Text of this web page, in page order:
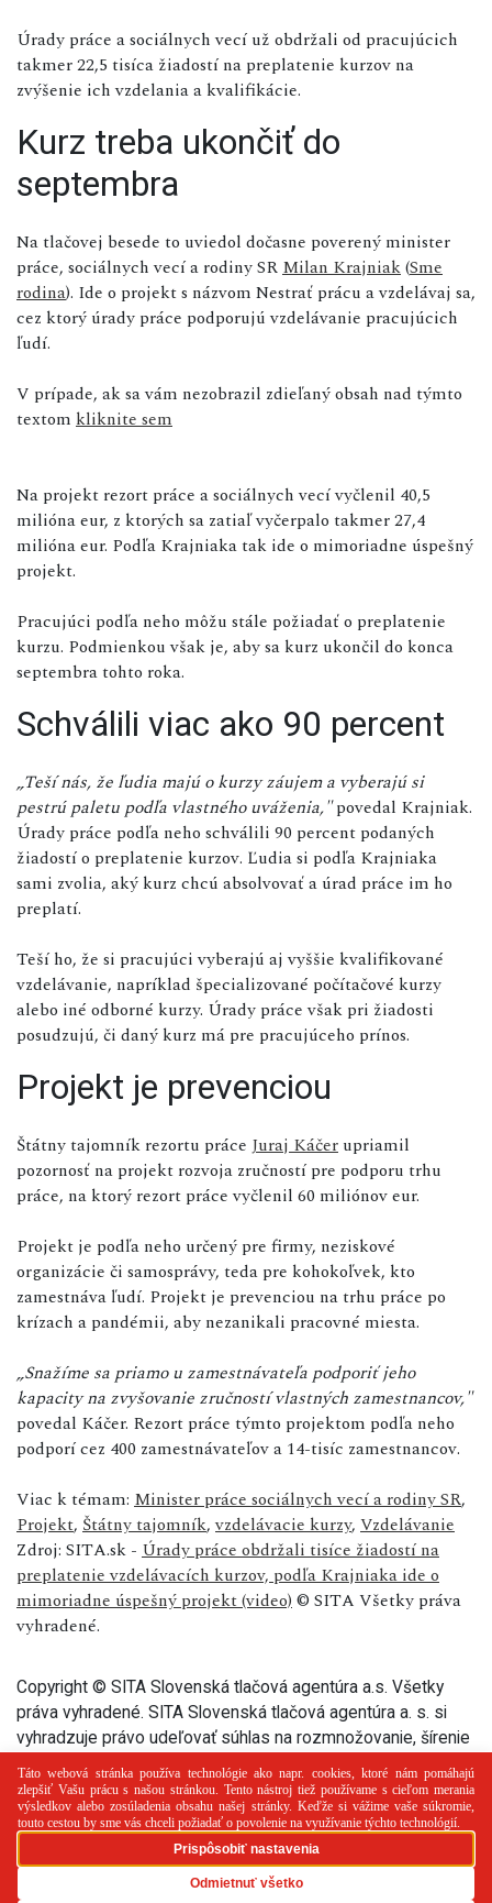
Úrady práce a sociálnych vecí už obdržali od pracujúcich
takmer 22,5 tisíca žiadostí na preplatenie kurzov na
zvýšenie ich vzdelania a kvalifikácie.
Kurz treba ukončiť do
septembra
Na tlačovej besede to uviedol dočasne poverený minister
práce, sociálnych vecí a rodiny SR Milan Krajniak(Sme
rodina). Ide o projekt s názvom Nestrať prácu a vzdelávaj sa,
cez ktorý úrady práce podporujú vzdelávanie pracujúcich
ľudí.
V prípade, ak sa vám nezobrazil zdieľaný obsah nad týmto
textom kliknite sem
Na projekt rezort práce a sociálnych vecí vyčlenil 40,5
milióna eur, z ktorých sa zatiaľ vyčerpalo takmer 27,4
milióna eur. Podľa Krajniaka tak ide o mimoriadne úspešný
projekt.
Pracujúci podľa neho môžu stále požiadať o preplatenie
kurzu. Podmienkou však je, aby sa kurz ukončil do konca
septembra tohto roka.
Schválili viac ako 90 percent
„Teší nás, že ľudia majú o kurzy záujem a vyberajú si
pestrú paletu podľa vlastného uváženia,"povedal Krajniak.
Úrady práce podľa neho schválili 90 percent podaných
žiadostí o preplatenie kurzov. Ľudia si podľa Krajniaka
sami zvolia, aký kurz chcú absolvovať a úrad práce im ho
preplatí.
Teší ho, že si pracujúci vyberajú aj vyššie kvalifikované
vzdelávanie, napríklad špecializované počítačové kurzy
alebo iné odborné kurzy. Úrady práce však pri žiadosti
posudzujú, či daný kurz má pre pracujúceho prínos.
Projekt je prevenciou
Štátny tajomník rezortu práce Juraj Káčer upriamil
pozornosť na projekt rozvoja zručností pre podporu trhu
práce, na ktorý rezort práce vyčlenil 60 miliónov eur.
Projekt je podľa neho určený pre firmy, neziskové
organizácie či samosprávy, teda pre kohokoľvek, kto
zamestnáva ľudí. Projekt je prevenciou na trhu práce po
krízach a pandémii, aby nezanikali pracovné miesta.
„Snažíme sa priamo u zamestnávateľa podporiť jeho
kapacity na zvyšovanie zručností vlastných zamestnancov,"
povedal Káčer. Rezort práce týmto projektom podľa neho
podporí cez 400 zamestnávateľov a 14-tisíc zamestnancov.
Viac k témam: Minister práce sociálnych vecí a rodiny SR,
Projekt, Štátny tajomník,vzdelávacie kurzy, Vzdelávanie
Zdroj: SITA.sk - Úrady práce obdržali tisíce žiadostí na
preplatenie vzdelávacích kurzov, podľa Krajniaka ide o
mimoriadne úspešný projekt (video) © SITA Všetky práva
vyhradené.
Copyright © SITA Slovenská tlačová agentúra a.s. Všetky
práva vyhradené. SITA Slovenská tlačová agentúra a. s. si
vyhradzuje právo udeľovať súhlas na rozmnožovanie, šírenie